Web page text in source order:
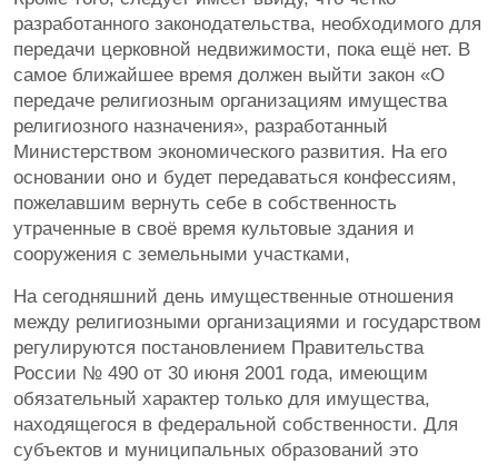
разработанного законодательства, необходимого для
передачи церковной недвижимости, пока ещё нет. В
самое ближайшее время должен выйти закон «О
передаче религиозным организациям имущества
религиозного назначения», разработанный
Министерством экономического развития. На его
основании оно и будет передаваться конфессиям,
пожелавшим вернуть себе в собственность
утраченные в своё время культовые здания и
сооружения с земельными участками,
На сегодняшний день имущественные отношения
между религиозными организациями и государством
регулируются постановлением Правительства
России № 490 от 30 июня 2001 года, имеющим
обязательный характер только для имущества,
находящегося в федеральной собственности. Для
субъектов и муниципальных образований это